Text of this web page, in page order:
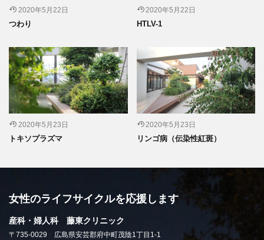
2020年5月22日
つわり
2020年5月22日
HTLV-1
2020年5月23日
トキソプラズマ
2020年5月23日
リンゴ病（伝染性紅斑）
女性のライフサイクルを応援します
産科・婦人科 藤東クリニック
〒735-0029 広島県安芸郡府中町茂陰1丁目1-1